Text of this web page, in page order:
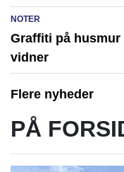
NOTER
Graffiti på
vidner
Flere nyheder
PÅ